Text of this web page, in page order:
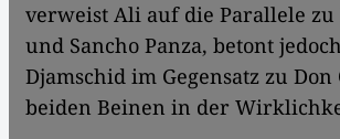
verweist Ali auf die Parallele zu
und Sancho Panza, betont
Djamschid im Gegensatz zu
beiden Beinen in der